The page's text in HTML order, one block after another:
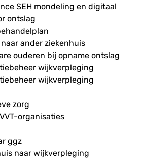
SEH mondeling en digitaal
ontslag
ander ziekenhuis
ouderen bij opname ontslag
wijkverpleging
wijkverpleging
zorg
organisaties
ggz
naar wijkverpleging